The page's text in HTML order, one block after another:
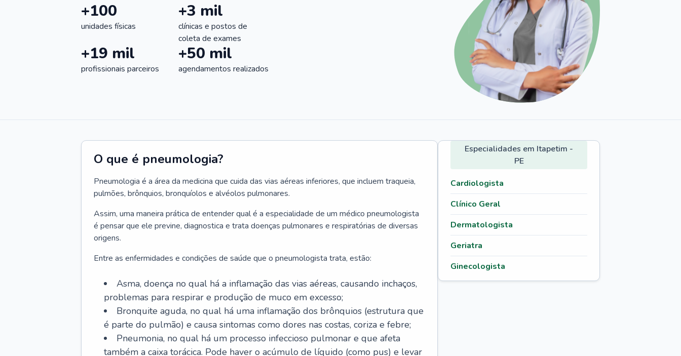
+100
unidades físicas
+3 mil
clínicas e postos de
coleta de exames
+19 mil
profissionais parceiros
+50 mil
agendamentos realizados
O que é pneumologia?
Pneumologia é a área da medicina que cuida das vias aéreas inferiores, que incluem traqueia,
pulmões, brônquios, bronquíolos e alvéolos pulmonares.
Assim, uma maneira prática de entender qual é a especialidade de um médico pneumologista
é pensar que ele previne, diagnostica e trata doenças pulmonares e respiratórias de diversas
origens.
Entre as enfermidades e condições de saúde que o pneumologista trata, estão:
Asma, doença no qual há a inflamação das vias aéreas, causando inchaços,
problemas para respirar e produção de muco em excesso;
Bronquite aguda, no qual há uma inflamação dos brônquios (estrutura que
é parte do pulmão) e causa sintomas como dores nas costas, coriza e febre;
Pneumonia, no qual há um processo infeccioso pulmonar e que afeta
também a caixa torácica. Pode haver o acúmulo de líquido (como pus) e levar
Especialidades em Itapetim -
PE
Cardiologista
Clínico Geral
Dermatologista
Geriatra
Ginecologista